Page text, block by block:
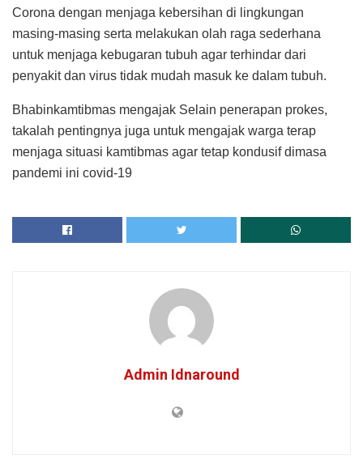
Corona dengan menjaga kebersihan di lingkungan
masing-masing serta melakukan olah raga sederhana
untuk menjaga kebugaran tubuh agar terhindar dari
penyakit dan virus tidak mudah masuk ke dalam tubuh.
Bhabinkamtibmas mengajak Selain penerapan prokes,
takalah pentingnya juga untuk mengajak warga terap
menjaga situasi kamtibmas agar tetap kondusif dimasa
pandemi ini covid-19
Admin Idnaround